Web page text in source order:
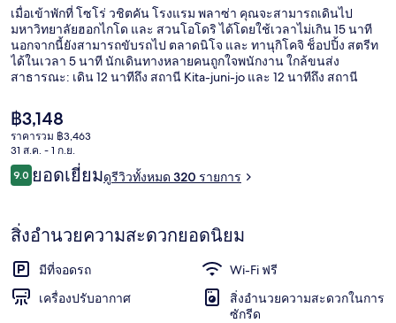
โรงแรม
พลาซ่า
เมื่อเข้าพักที่ โซโร่ วชิตคัน โรงแรม พลาซ่า คุณจะสามารถเดินไป
มหาวิทยาลัยฮอกไกโด และ สวนโอโดริ ได้โดยใช้เวลาไม่เกิน 15 นาที
นอกจากนี้ยังสามารถขับรถไป ตลาดนิโจ และ ทานุกิโคจิ ช็อปปิ้ง สตรีท
ได้ในเวลา 5 นาที นักเดินทางหลายคนถูกใจพนักงาน ใกล้ขนส่ง
สาธารณะ: เดิน 12 นาทีถึง สถานี Kita-juni-jo และ 12 นาทีถึง สถานี
ราคา
ปัจจุบัน
฿3,148
฿3,148
ราคารวม ฿3,463
31 ส.ค. - 1 ก.ย.
รีวิว
9.09.0 จาก 10
ยอดเยี่ยมดูรีวิวทั้งหมด 320 รายการ
สิ่งอำนวยความสะดวกยอดนิยม
มีที่จอดรถ
Wi-Fi ฟรี
เครื่องปรับอากาศ
สิ่งอำนวยความสะดวกในการ
ซักรีด